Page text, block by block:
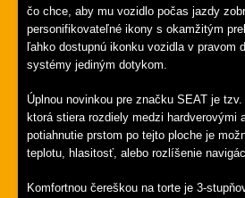
čo chce, aby mu vozidlo počas jazdy
personifikovateľné ikony s okamžitým
ľahko dostupnú ikonku vozidla v pravom
systémy jediným dotykom.
Úplnou novinkou pre značku SEAT je
ktorá stiera rozdiely medzi hardverovými
potiahnutie prstom po tejto ploche je
teplotu, hlasitosť, alebo rozlíšenie
Komfortnou čereškou na torte je 3-